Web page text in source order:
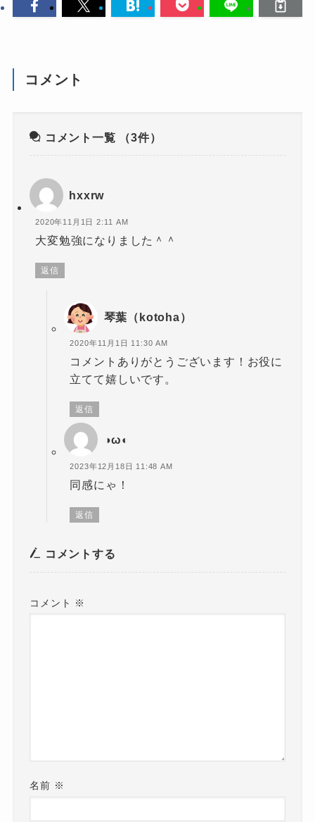
コメント
コメント一覧 （3件）
hxxrw
2020年11月1日 2:11 AM
大変勉強になりました＾＾
返信
琴葉（kotoha）
2020年11月1日 11:30 AM
コメントありがとうございます！お役に
立てて嬉しいです。
返信
◑ω◐
2023年12月18日 11:48 AM
同感にゃ！
返信
コメントする
コメント ※
名前 ※